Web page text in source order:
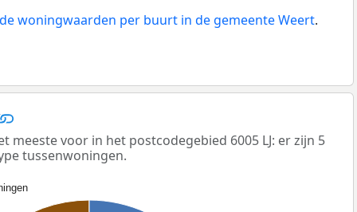
woningwaarden per buurt in de gemeente Weert.
meeste voor in het postcodegebied 6005 LJ: er zijn 5
tussenwoningen.